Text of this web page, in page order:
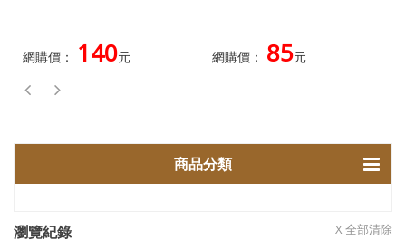
網購價： 140元 網購價： 85元
商品分類
瀏覽紀錄 X 全部清除